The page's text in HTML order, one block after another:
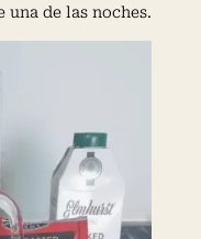
una de las noches.